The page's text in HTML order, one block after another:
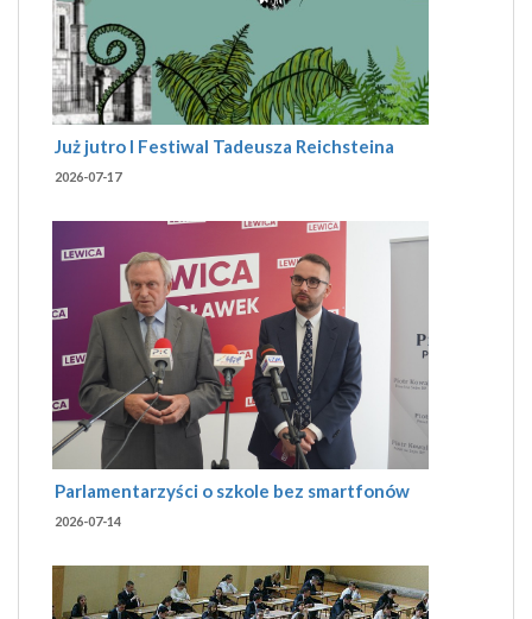
Już jutro I Festiwal Tadeusza Reichsteina
2026-07-17
Parlamentarzyści o szkole bez smartfonów
2026-07-14